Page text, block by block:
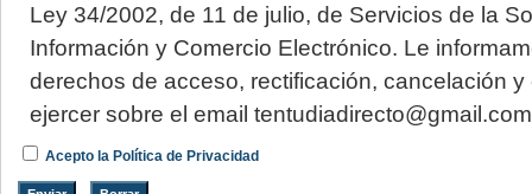
Ley 34/2002, de 11 de julio, de Servicios de la
Información y Comercio Electrónico. Le
derechos de acceso, rectificación, cancelación
ejercer sobre el email
Acepto la Política de Privacidad